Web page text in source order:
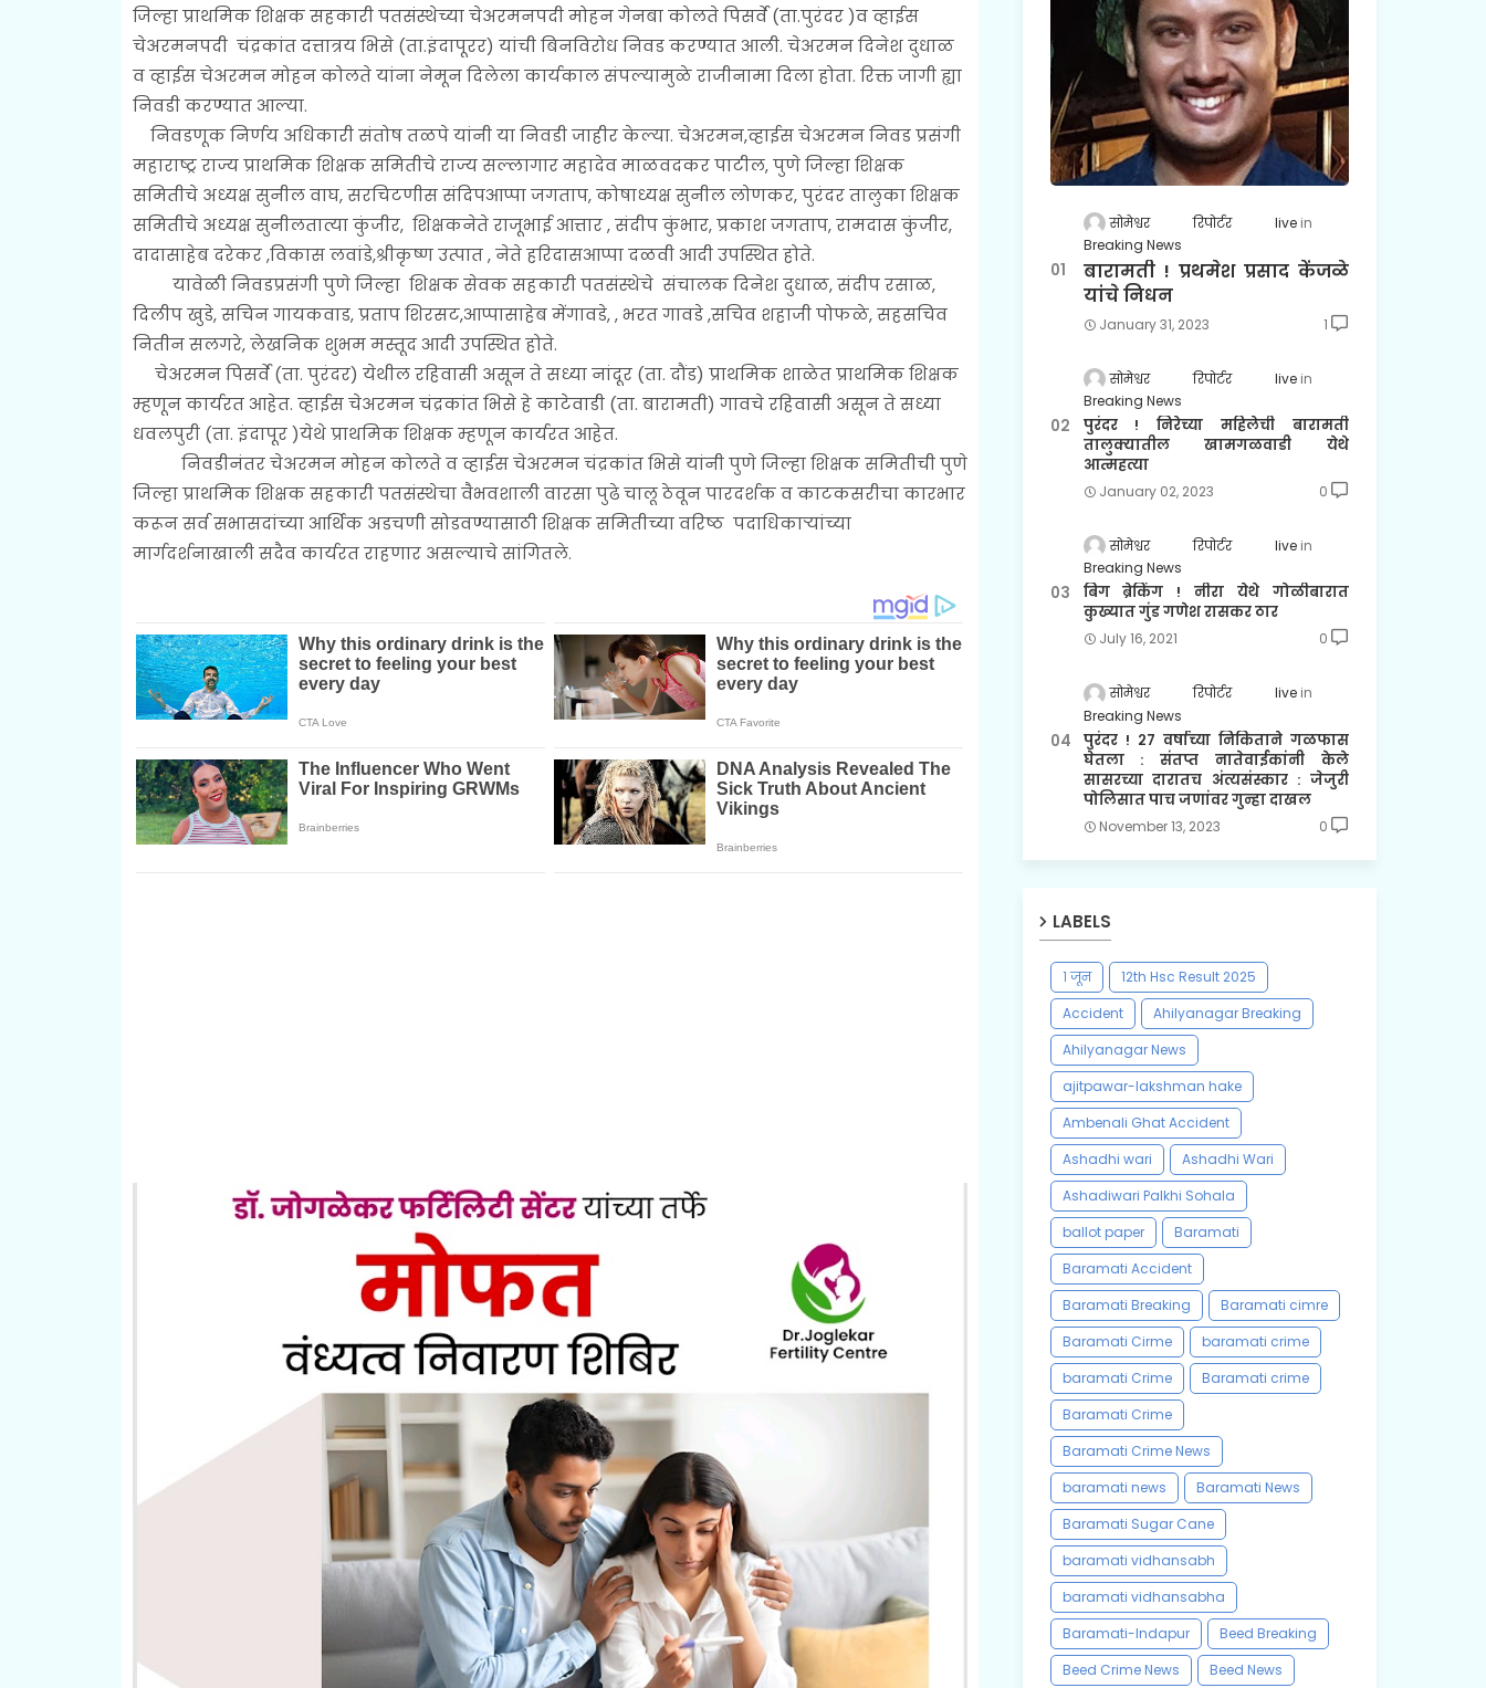
जिल्हा प्राथमिक शिक्षक सहकारी पतसंस्थेच्या चेअरमनपदी मोहन गेनबा कोलते पिसर्वे (ता.पुरंदर )व व्हाईस
चेअरमनपदी चंद्रकांत दत्तात्रय भिसे (ता.इंदापूरर) यांची बिनविरोध निवड करण्यात आली. चेअरमन दिनेश दुधाळ
व व्हाईस चेअरमन मोहन कोलते यांना नेमून दिलेला कार्यकाल संपल्यामुळे राजीनामा दिला होता. रिक्त जागी ह्या
निवडी करण्यात आल्या.
निवडणूक निर्णय अधिकारी संतोष तळपे यांनी या निवडी जाहीर केल्या. चेअरमन,व्हाईस चेअरमन निवड प्रसंगी
महाराष्ट्र राज्य प्राथमिक शिक्षक समितीचे राज्य सल्लागार महादेव माळवदकर पाटील, पुणे जिल्हा शिक्षक
समितीचे अध्यक्ष सुनील वाघ, सरचिटणीस संदिपआप्पा जगताप, कोषाध्यक्ष सुनील लोणकर, पुरंदर तालुका शिक्षक
समितीचे अध्यक्ष सुनीलतात्या कुंजीर, शिक्षकनेते राजूभाई आत्तार , संदीप कुंभार, प्रकाश जगताप, रामदास कुंजीर,
दादासाहेब दरेकर ,विकास लवांडे,श्रीकृष्ण उत्पात , नेते हरिदासआप्पा दळवी आदी उपस्थित होते.
यावेळी निवडप्रसंगी पुणे जिल्हा शिक्षक सेवक सहकारी पतसंस्थेचे संचालक दिनेश दुधाळ, संदीप रसाळ,
दिलीप खुडे, सचिन गायकवाड, प्रताप शिरसट,आप्पासाहेब मेंगावडे, , भरत गावडे ,सचिव शहाजी पोफळे, सहसचिव
नितीन सलगरे, लेखनिक शुभम मस्तूद आदी उपस्थित होते.
चेअरमन पिसर्वे (ता. पुरंदर) येथील रहिवासी असून ते सध्या नांदूर (ता. दौंड) प्राथमिक शाळेत प्राथमिक शिक्षक
म्हणून कार्यरत आहेत. व्हाईस चेअरमन चंद्रकांत भिसे हे काटेवाडी (ता. बारामती) गावचे रहिवासी असून ते सध्या
धवलपुरी (ता. इंदापूर )येथे प्राथमिक शिक्षक म्हणून कार्यरत आहेत.
निवडीनंतर चेअरमन मोहन कोलते व व्हाईस चेअरमन चंद्रकांत भिसे यांनी पुणे जिल्हा शिक्षक समितीची पुणे
जिल्हा प्राथमिक शिक्षक सहकारी पतसंस्थेचा वैभवशाली वारसा पुढे चालू ठेवून पारदर्शक व काटकसरीचा कारभार
करून सर्व सभासदांच्या आर्थिक अडचणी सोडवण्यासाठी शिक्षक समितीच्या वरिष्ठ पदाधिकाऱ्यांच्या
मार्गदर्शनाखाली सदैव कार्यरत राहणार असल्याचे सांगितले.
सोमेश्वर रिपोर्टर live
Breaking News
बारामती ! प्रथमेश प्रसाद केंजळे
यांचे निधन
January 31, 2023 1
सोमेश्वर रिपोर्टर live
Breaking News
पुरंदर ! निरेच्या महिलेची बारामती
तालुक्यातील खामगळवाडी येथे
आत्महत्या
January 02, 2023 0
सोमेश्वर रिपोर्टर live
Breaking News
बिग ब्रेकिंग ! नीरा येथे गोळीबारात
कुख्यात गुंड गणेश रासकर ठार
July 16, 2021 0
सोमेश्वर रिपोर्टर live
Breaking News
पुरंदर ! २७ वर्षाच्या निकिताने गळफास
घेतला : संतप्त नातेवाईकांनी केले
सासरच्या दारातच अंत्यसंस्कार : जेजुरी
पोलिसात पाच जणांवर गुन्हा दाखल
November 13, 2023 0
LABELS
१ जून
12th Hsc Result 2025
Accident
Ahilyanagar Breaking
Ahilyanagar News
ajitpawar-lakshman hake
Ambenali Ghat Accident
Ashadhi wari
Ashadhi Wari
Ashadiwari Palkhi Sohala
ballot paper
Baramati
Baramati Accident
Baramati Breaking
Baramati cimre
Baramati Cirme
baramati crime
baramati Crime
Baramati crime
Baramati Crime
Baramati Crime News
baramati news
Baramati News
Baramati Sugar Cane
baramati vidhansabh
baramati vidhansabha
Baramati-Indapur
Beed Breaking
Beed Crime News
Beed News